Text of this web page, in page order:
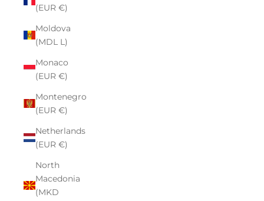
(EUR €)
Moldova
(MDL L)
Monaco
(EUR €)
Montenegro
(EUR €)
Netherlands
(EUR €)
North
Macedonia
(MKD